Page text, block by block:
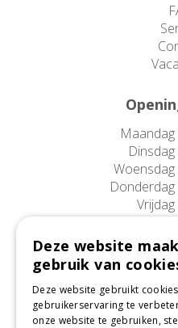
Maandag
Dinsdag
Woensdag
Donderdag
Vrijdag
Zaterdag
Zondag
Afwijkende
Deze website
gebruik van
Deze website gebruikt
gebruikerservaring te
onze website te gebruiken,